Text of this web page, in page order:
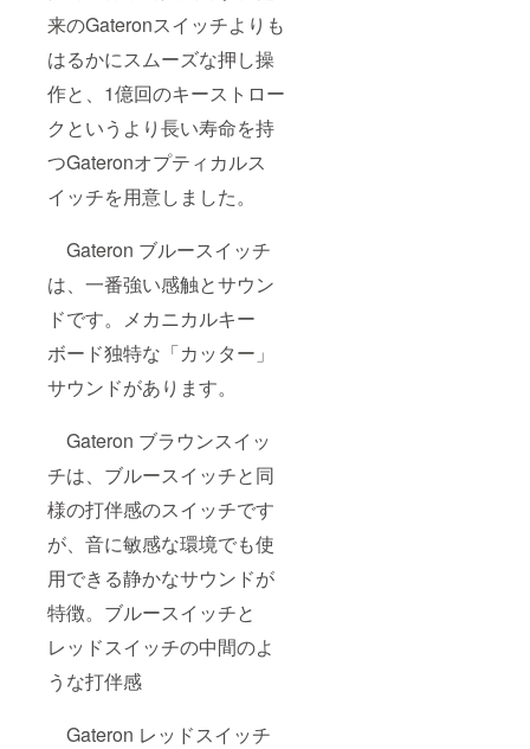
来のGateronスイッチよりも
はるかにスムーズな押し操
作と、1億回のキーストロー
クというより長い寿命を持
つGateronオプティカルス
イッチを用意しました。
Gateron ブルースイッチ
は、一番強い感触とサウン
ドです。メカニカルキー
ボード独特な「カッター」
サウンドがあります。
Gateron ブラウンスイッ
チは、ブルースイッチと同
様の打伴感のスイッチです
が、音に敏感な環境でも使
用できる静かなサウンドが
特徴。ブルースイッチと
レッドスイッチの中間のよ
うな打伴感
Gateron レッドスイッチ